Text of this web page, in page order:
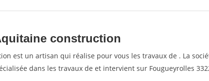
construction
est un artisan qui réalise pour vous les travaux de . La
dans les travaux de et intervient sur Fougueyrolles